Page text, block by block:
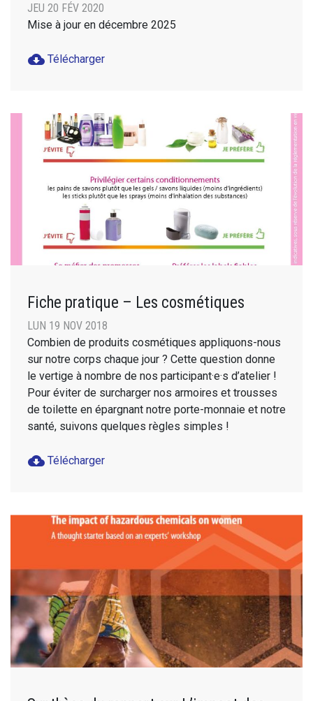
JEU 20 FÉV 2020
Mise à jour en décembre 2025
cloud_download Télécharger
Fiche pratique – Les cosmétiques
LUN 19 NOV 2018
Combien de produits cosmétiques appliquons-nous
sur notre corps chaque jour ? Cette question donne
le vertige à nombre de nos participant·e·s d’atelier !
Pour éviter de surcharger nos armoires et trousses
de toilette en épargnant notre porte-monnaie et notre
santé, suivons quelques règles simples !
cloud_download Télécharger